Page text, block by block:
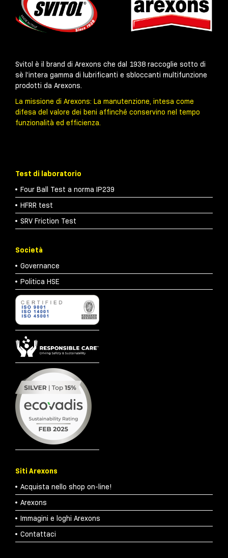
Svitol è il brand di Arexons che dal 1938 raccoglie sotto di
sè l’intera gamma di lubrificanti e sbloccanti multifunzione
prodotti da Arexons.
La missione di Arexons: La manutenzione, intesa come
difesa del valore dei beni affinché conservino nel tempo
funzionalità ed efficienza.
Test di laboratorio
Four Ball Test a norma IP239
HFRR test
SRV Friction Test
Società
Governance
Politica HSE
Siti Arexons
Acquista nello shop on-line!
Arexons
Immagini e loghi Arexons
Contattaci